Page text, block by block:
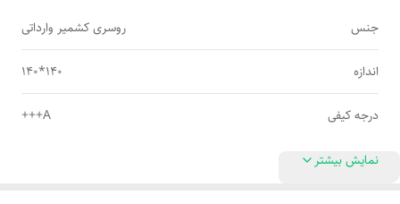
جنس روسری کشمیر وارداتی
اندازه 140*140
درجه کیفی A+++
نمایش بیشتر